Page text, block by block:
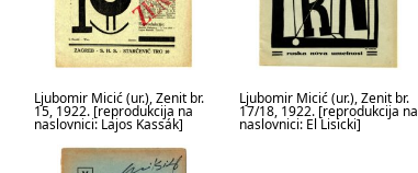
Ljubomir Micić (ur.), Zenit br.
15, 1922. [reprodukcija na
naslovnici: Lajos Kassák]
Ljubomir Micić (ur.), Zenit br.
17/18, 1922. [reprodukcija na
naslovnici: El Lisicki]